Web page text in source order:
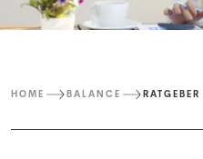
HOME BALANCE RATGEBER